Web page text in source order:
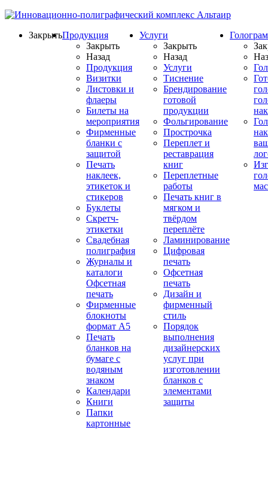
ЗакрытьПродукция
Закрыть
Назад
Продукция
Визитки
Листовки и
флаеры
Билеты на
мероприятия
Фирменные
бланки с
защитой
Печать
наклеек,
этикеток и
стикеров
Буклеты
Скретч-
этикетки
Свадебная
полиграфия
Журналы и
каталоги
Офсетная
печать
Фирменные
блокноты
формат А5
Печать
бланков на
бумаге с
водяным
знаком
Календари
Книги
Папки
картонные
Услуги
Закрыть
Назад
Услуги
Тиснение
Брендирование
готовой
продукции
Фольгирование
Прострочка
Переплет и
реставрация
книг
Переплетные
работы
Печать книг в
мягком и
твёрдом
переплёте
Ламинирование
Цифровая
печать
Офсетная
печать
Дизайн и
фирменный
стиль
Порядок
выполнения
дизайнерских
услуг при
изготовлении
бланков с
элементами
защиты